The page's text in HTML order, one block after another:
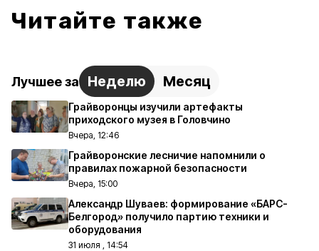
Читайте также
Лучшее за Неделю Месяц
Грайворонцы изучили артефакты
приходского музея в Головчино
Вчера, 12:46
Грайворонские лесничие напомнили о
правилах пожарной безопасности
Вчера, 15:00
Александр Шуваев: формирование «БАРС-
Белгород» получило партию техники и
оборудования
31 июля , 14:54